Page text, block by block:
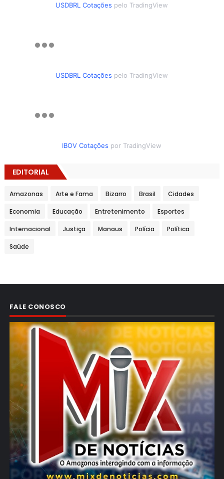
USDBRL Cotações pelo TradingView
USDBRL Cotações pelo TradingView
IBOV Cotações por TradingView
EDITORIAL
Amazonas Arte e Fama Bizarro Brasil Cidades
Economia Educação Entretenimento Esportes
Internacional Justiça Manaus Polícia Política
Saúde
FALE CONOSCO